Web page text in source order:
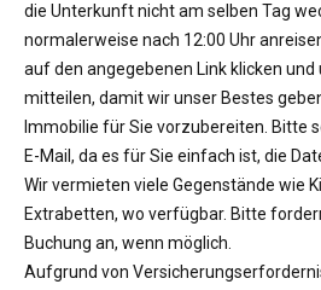
die Unterkunft nicht am selben Tag
normalerweise nach 12:00 Uhr
auf den angegebenen Link klicken und
mitteilen, damit wir unser Bestes
Immobilie für Sie vorzubereiten. Bitte
E-Mail, da es für Sie einfach ist, die
Wir vermieten viele Gegenstände wie
Extrabetten, wo verfügbar. Bitte
Buchung an, wenn möglich.
Aufgrund von